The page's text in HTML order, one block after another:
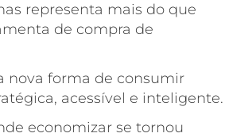
representa mais do que
de compra de
nova forma de consumir
acessível e inteligente.
economizar se tornou